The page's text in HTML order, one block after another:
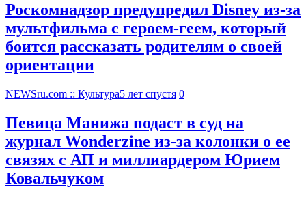
Роскомнадзор предупредил Disney из-за
мультфильма c героем-геем, который
боится рассказать родителям о своей
ориентации
NEWSru.com :: Культура5 лет спустя 0
Певица Манижа подаст в суд на
журнал Wonderzine из-за колонки о ее
связях с АП и миллиардером Юрием
Ковальчуком